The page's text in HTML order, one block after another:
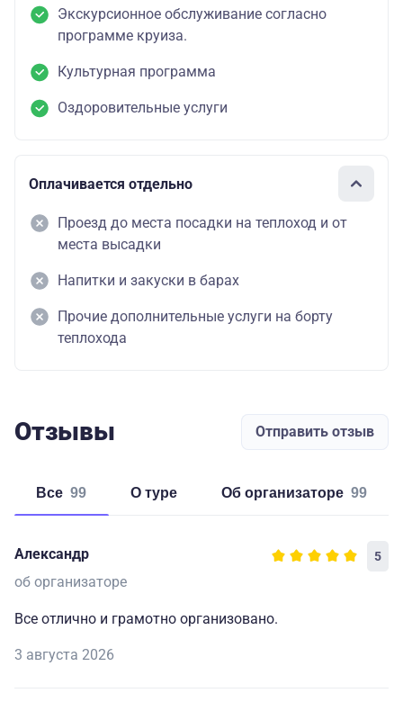
Экскурсионное обслуживание согласно
программе круиза.
Культурная программа
Оздоровительные услуги
Оплачивается отдельно
Проезд до места посадки на теплоход и от
места высадки
Напитки и закуски в барах
Прочие дополнительные услуги на борту
теплохода
Отзывы Отправить отзыв
Все 99 о туре об организаторе 99
Александр 5
об организаторе
Все отлично и грамотно организовано.
3 августа 2026